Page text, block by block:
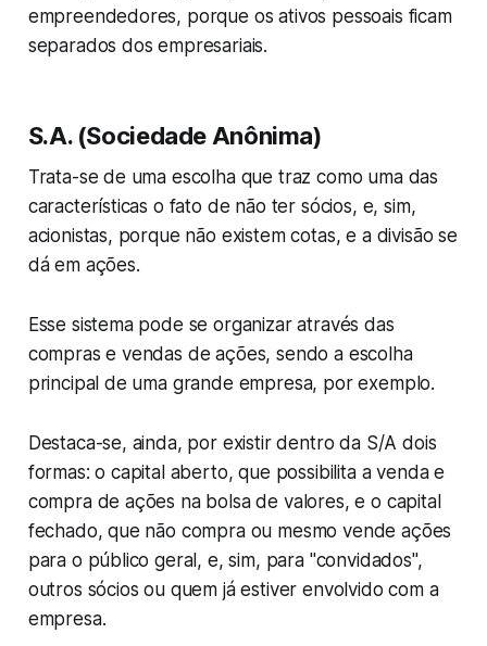
empreendedores, porque os ativos pessoais ficam
separados dos empresariais.
S.A. (Sociedade Anônima)
Trata-se de uma escolha que traz como uma das
características o fato de não ter sócios, e, sim,
acionistas, porque não existem cotas, e a divisão se
dá em ações.
Esse sistema pode se organizar através das
compras e vendas de ações, sendo a escolha
principal de uma grande empresa, por exemplo.
Destaca-se, ainda, por existir dentro da S/A dois
formas: o capital aberto, que possibilita a venda e
compra de ações na bolsa de valores, e o capital
fechado, que não compra ou mesmo vende ações
para o público geral, e, sim, para "convidados",
outros sócios ou quem já estiver envolvido com a
empresa.